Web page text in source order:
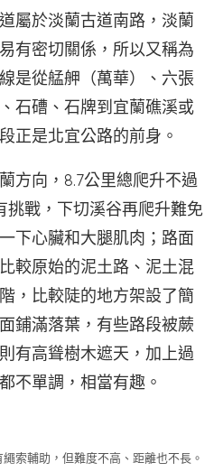
屬於淡蘭古道南路，淡蘭
有密切關係，所以又稱為
是從艋舺（萬華）、六張
石𥕢、石牌到宜蘭礁溪或
正是北宜公路的前身。
方向，8.7公里總爬升不過
挑戰，下切溪谷再爬升難免
下心臟和大腿肌肉；路面
較原始的泥土路、泥土混
，比較陡的地方架設了簡
鋪滿落葉，有些路段被蕨
有高聳樹木遮天，加上過
不單調，相當有趣。
索輔助，但難度不高、距離也不長。